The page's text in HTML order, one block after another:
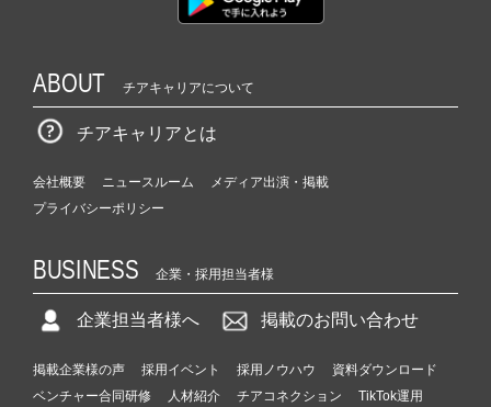
ABOUT チアキャリアについて
チアキャリアとは
会社概要 ニュースルーム
メディア出演・掲載
プライバシーポリシー
BUSINESS 企業・採用担当者様
企業担当者様へ 掲載のお問い合わせ
掲載企業様の声 採用イベント 採用ノウハウ
資料ダウンロード
ベンチャー合同研修
人材紹介 チアコネクション TikTok運用